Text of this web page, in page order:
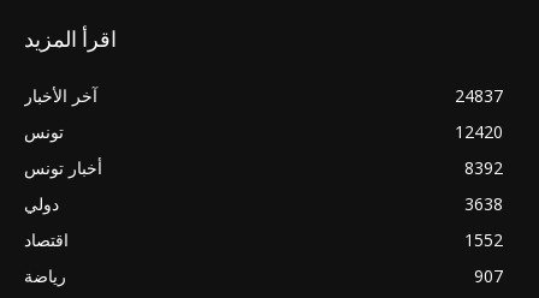
اقرأ المزيد
آخر الأخبار
24837
تونس
12420
أخبار تونس
8392
دولي
3638
اقتصاد
1552
رياضة
907